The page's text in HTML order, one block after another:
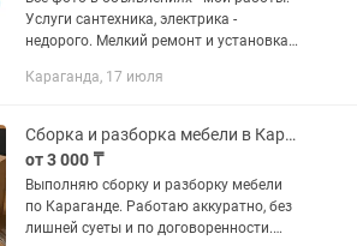
Услуги сантехника, электрика -
недорого. Мелкий ремонт и установка,
под ключ по сантехнике и электрики.
Караганда, 17 июля
Сборка и разборка мебели в Караганде
от 3 000 ₸
Выполняю сборку и разборку мебели
по Караганде. Работаю аккуратно, без
лишней суеты и по договоренности.